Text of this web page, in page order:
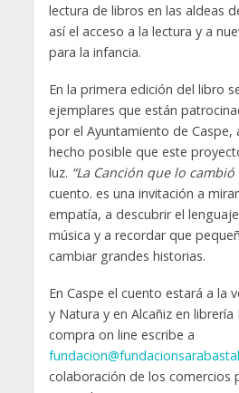
lectura de libros en las aldeas
así el acceso a la lectura y a
para la infancia.
En la primera edición del libro
ejemplares que están
por el Ayuntamiento de Caspe,
hecho posible que este
luz. “La Canción que lo cambió
cuento. es una invitación a
empatía, a descubrir el
música y a recordar que
cambiar grandes historias.
En Caspe el cuento estará a la
y Natura y en Alcañiz en librería
compra on line escribe a
colaboración de los comercios